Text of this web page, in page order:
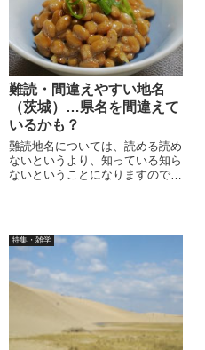
難読・間違えやすい地名
（茨城）…県名を間違えて
いるかも？
難読地名については、読める読め
ないというより、知っている知ら
ないということになりますので、
がいると思います。「いばらき」
が正しい読み方です。
特集・雑学